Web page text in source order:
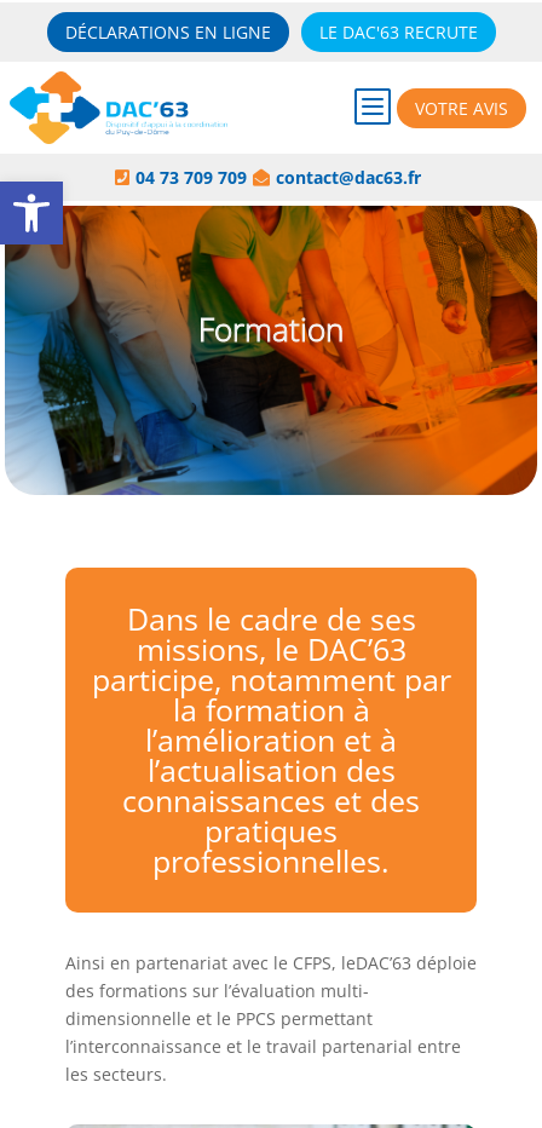
DÉCLARATIONS EN LIGNE LE DAC'63 RECRUTE
b VOTRE AVIS
 04 73 709 709  contact@dac63.fr
Formation
Dans le cadre de ses
missions, le DAC’63
participe, notamment par
la formation à
l’amélioration et à
l’actualisation des
connaissances et des
pratiques
professionnelles.
Ainsi en partenariat avec le CFPS, leDAC’63 déploie
des formations sur l’évaluation multi-
dimensionnelle et le PPCS permettant
l’interconnaissance et le travail partenarial entre
les secteurs.
Ouvrir la barre d’outils